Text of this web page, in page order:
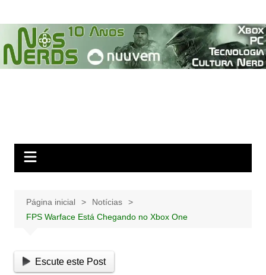
para
conteúdo
Página inicial
Notícias
FPS Warface Está Chegando no Xbox One
Escute este Post